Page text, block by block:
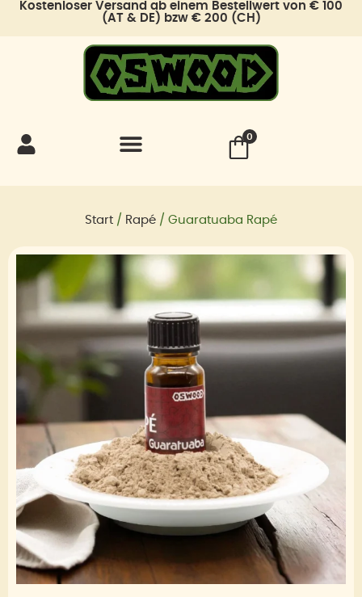
ZumKostenloser Versand ab einem Bestellwert von € 100
(AT & DE) bzw € 200 (CH)
0
Start / Rapé / Guaratuaba Rapé